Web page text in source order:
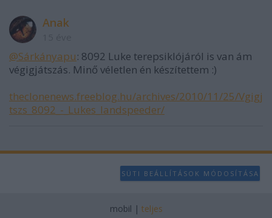
Anak
@Sárkányapu: 8092 Luke terepsiklójáról is van ám
végigjátszás. Minő véletlen én készítettem :)
theclonenews.freeblog.hu/archives/2010/11/25/Vgigj
tszs_8092_-_Lukes_landspeeder/
SÜTI BEÁLLÍTÁSOK MÓDOSÍTÁSA
mobil | teljes